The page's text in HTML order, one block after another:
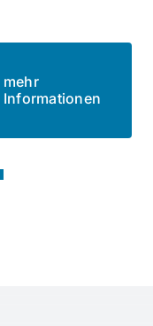
mehr
Informationen